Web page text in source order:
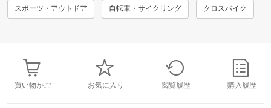
スポーツ・アウトドア 自転車・サイクリング クロスバイク
買い物かご お気に入り 閲覧履歴 購入履歴